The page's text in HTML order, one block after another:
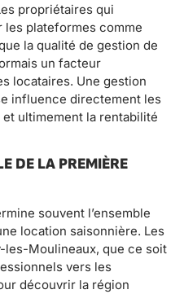
propriétaires qui
les plateformes comme
la qualité de gestion de
un facteur
locataires. Une gestion
influence directement les
ultimement la rentabilité
DE LA PREMIÈRE
souvent l’ensemble
location saisonnière. Les
les-Moulineaux, que ce soit
vers les
découvrir la région